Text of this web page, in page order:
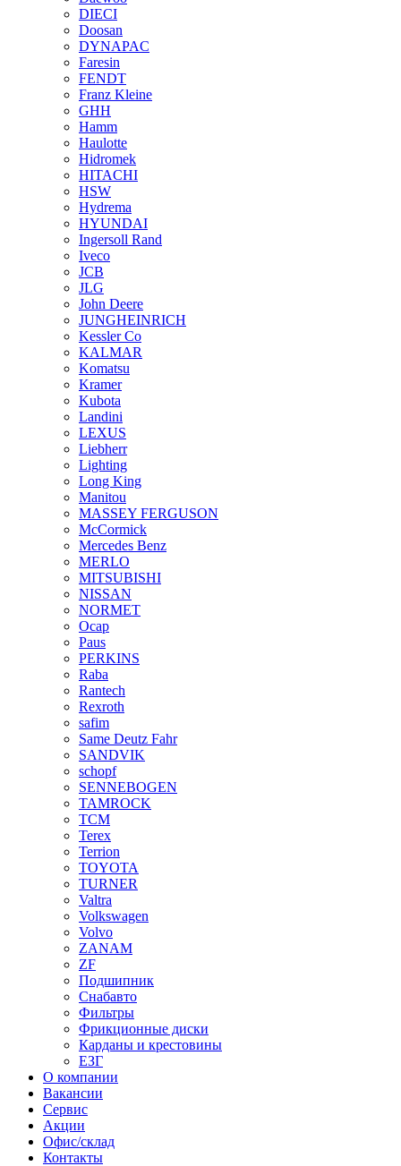
DIECI
Doosan
DYNAPAC
Faresin
FENDT
Franz Kleine
GHH
Hamm
Haulotte
Hidromek
HITACHI
HSW
Hydrema
HYUNDAI
Ingersoll Rand
Iveco
JCB
JLG
John Deere
JUNGHEINRICH
Kessler Co
KALMAR
Komatsu
Kramer
Kubota
Landini
LEXUS
Liebherr
Lighting
Long King
Manitou
MASSEY FERGUSON
McCormick
Mercedes Benz
MERLO
MITSUBISHI
NISSAN
NORMET
Ocap
Paus
PERKINS
Raba
Rantech
Rexroth
safim
Same Deutz Fahr
SANDVIK
schopf
SENNEBOGEN
TAMROCK
TCM
Terex
Terrion
TOYOTA
TURNER
Valtra
Volkswagen
Volvo
ZANAM
ZF
Подшипник
Снабавто
Фильтры
Фрикционные диски
Карданы и крестовины
ЕЗГ
О компании
Вакансии
Сервис
Акции
Офис/склад
Контакты